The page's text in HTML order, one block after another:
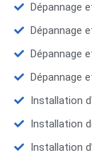
Dépannage
Dépannage
Dépannage
Dépannage
Installation
Installation
Installation